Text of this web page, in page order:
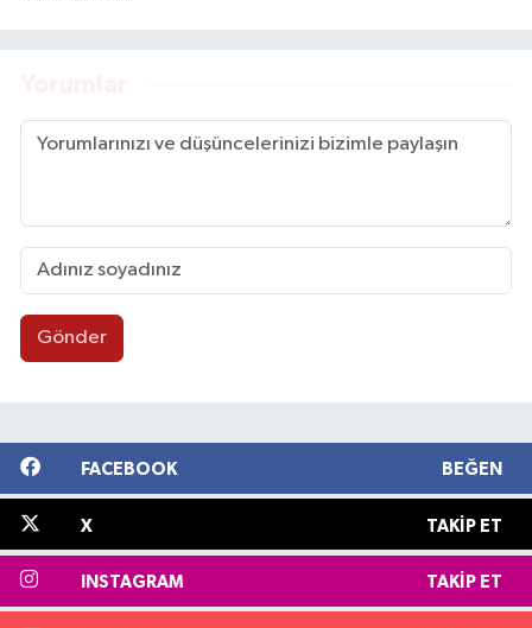
Gönder
FACEBOOK BEĞEN
X TAKIP ET
INSTAGRAM TAKIP ET